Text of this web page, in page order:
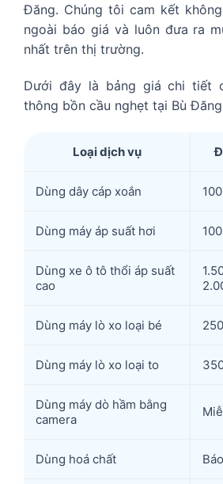
Đăng. Chúng tôi cam kết
ngoài báo giá và luôn đưa ra
nhất trên thị trường.
Dưới đây là bảng giá chi tiết
thông bồn cầu nghẹt tại Bù
Loại dịch vụ
Dùng dây cáp xoắn
Dùng máy áp suất hơi
Dùng xe ô tô thổi áp suất
cao
Dùng máy lò xo loại bé
Dùng máy lò xo loại to
Dùng máy dò hầm bằng
camera
Dùng hoá chất